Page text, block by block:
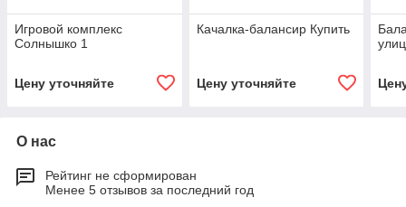
Игровой комплекс
Солнышко 1
Цену уточняйте
Качалка-балансир Купить
Цену уточняйте
О нас
Рейтинг не сформирован
Менее 5 отзывов за последний год